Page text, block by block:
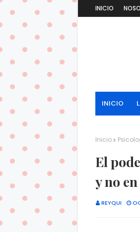
INICIO
INICIO
Inicio
El
y no
REYQUI